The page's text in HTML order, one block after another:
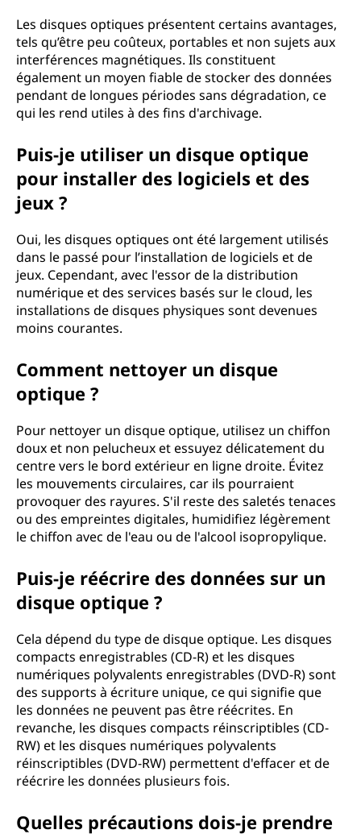
Les disques optiques présentent certains avantages,
tels qu’être peu coûteux, portables et non sujets aux
interférences magnétiques. Ils constituent
également un moyen fiable de stocker des données
pendant de longues périodes sans dégradation, ce
qui les rend utiles à des fins d'archivage.
Puis-je utiliser un disque optique
pour installer des logiciels et des
jeux ?
Oui, les disques optiques ont été largement utilisés
dans le passé pour l’installation de logiciels et de
jeux. Cependant, avec l'essor de la distribution
numérique et des services basés sur le cloud, les
installations de disques physiques sont devenues
moins courantes.
Comment nettoyer un disque
optique ?
Pour nettoyer un disque optique, utilisez un chiffon
doux et non pelucheux et essuyez délicatement du
centre vers le bord extérieur en ligne droite. Évitez
les mouvements circulaires, car ils pourraient
provoquer des rayures. S'il reste des saletés tenaces
ou des empreintes digitales, humidifiez légèrement
le chiffon avec de l'eau ou de l'alcool isopropylique.
Puis-je réécrire des données sur un
disque optique ?
Cela dépend du type de disque optique. Les disques
compacts enregistrables (CD-R) et les disques
numériques polyvalents enregistrables (DVD-R) sont
des supports à écriture unique, ce qui signifie que
les données ne peuvent pas être réécrites. En
revanche, les disques compacts réinscriptibles (CD-
RW) et les disques numériques polyvalents
réinscriptibles (DVD-RW) permettent d'effacer et de
réécrire les données plusieurs fois.
Quelles précautions dois-je prendre